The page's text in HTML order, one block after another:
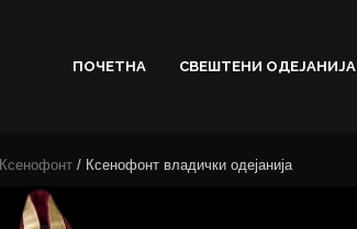
ПОЧЕТНА СВЕШТЕНИ ОДЕЈАНИЈА
Ксенофонт / Ксенофонт владички одејанија